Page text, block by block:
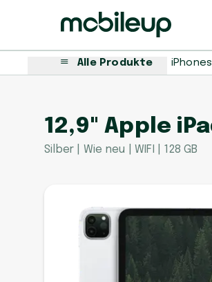
Alle Produkte iPhones
12,9" Apple
Silber | Wie neu | WIFI | 128 GB